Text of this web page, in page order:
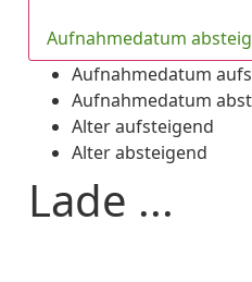
Aufnahmedatum
Aufnahmedatum
Aufnahmedatum
Alter aufsteigend
Alter absteigend
Lade ...